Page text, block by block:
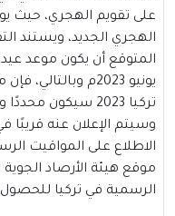
على تقويم الهجري، حيث
الهجري الجديد، ويستند
يونيو 2023م
تركيا 2023 سيكون
وسيتم الإعلان عنه قريبًا
الاطلاع على المواقيت
موقع هيئة الأرصاد
الرسمية في تركيا